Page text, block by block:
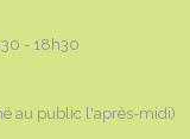
- 18h30
au public l'après-midi)